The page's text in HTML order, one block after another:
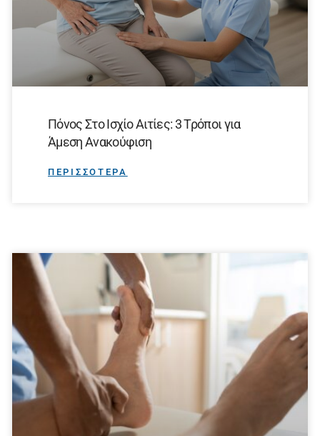
Πόνος Στο Ισχίο Αιτίες: 3 Τρόποι για
Άμεση Ανακούφιση
ΠΕΡΙΣΣΟΤΕΡΑ